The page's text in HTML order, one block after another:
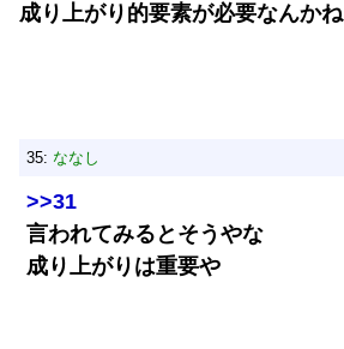
成り上がり的要素が必要なんかね
35: ななし
>>31
言われてみるとそうやな
成り上がりは重要や